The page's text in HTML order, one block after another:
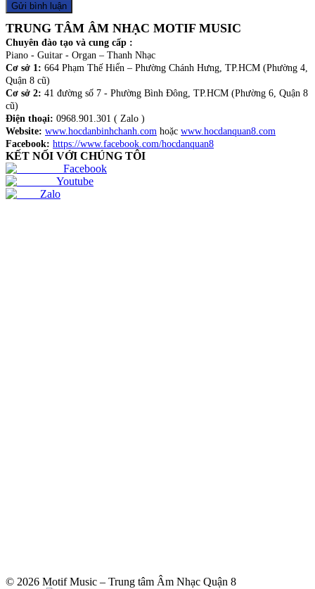
TRUNG TÂM ÂM NHẠC MOTIF MUSIC
Chuyên đào tạo và cung cấp :
Piano - Guitar - Organ – Thanh Nhạc
Cơ sở 1: 664 Phạm Thế Hiển – Phường Chánh Hưng, TP.HCM (Phường 4,
Quận 8 cũ)
Cơ sở 2: 41 đường số 7 - Phường Bình Đông, TP.HCM (Phường 6, Quận 8
cũ)
Điện thoại: 0968.901.301 ( Zalo )
Website: www.hocdanbinhchanh.com hoặc www.hocdanquan8.com
Facebook: https://www.facebook.com/hocdanquan8
KẾT NỐI VỚI CHÚNG TÔI
Facebook
Youtube
Zalo
© 2026 Motif Music – Trung tâm Âm Nhạc Quận 8